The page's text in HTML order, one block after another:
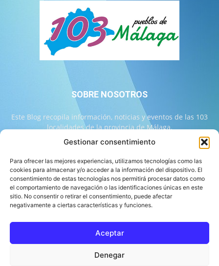
Gestionar consentimiento
Para ofrecer las mejores experiencias, utilizamos tecnologías como las
cookies para almacenar y/o acceder a la información del dispositivo. El
consentimiento de estas tecnologías nos permitirá procesar datos como
el comportamiento de navegación o las identificaciones únicas en este
sitio. No consentir o retirar el consentimiento, puede afectar
negativamente a ciertas características y funciones.
Aceptar
Denegar
SOBRE NOSOTROS
Este Blog recopila información, noticias y eventos de las 103
localidades de la provincia de Málaga.
Contáctanos:info@103malaga.com
SÍGUENOS
Equipo de 103 Málaga
Aviso Legal